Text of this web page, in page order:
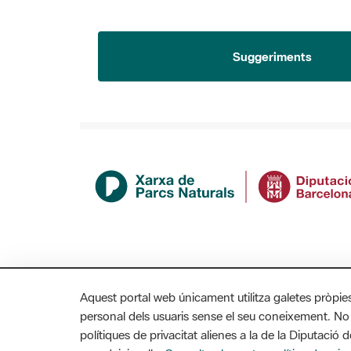
Suggeriments
Aquest portal web únicament utilitza galetes
personal dels usuaris sense el seu coneixement.
polítiques de privacitat alienes a la de la Diputació